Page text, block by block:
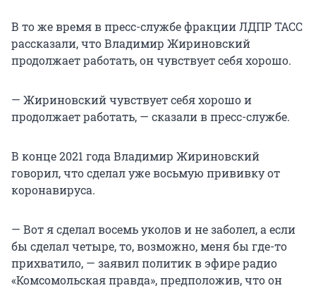
В то же время в пресс-службе фракции ЛДПР ТАСС
рассказали, что Владимир Жириновский
продолжает работать, он чувствует себя хорошо.
— Жириновский чувствует себя хорошо и
продолжает работать, — сказали в пресс-службе.
В конце 2021 года Владимир Жириновский
говорил, что сделал уже восьмую прививку от
коронавируса.
— Вот я сделал восемь уколов и не заболел, а если
бы сделал четыре, то, возможно, меня бы где-то
прихватило, — заявил политик в эфире радио
«Комсомольская правда», предположив, что он